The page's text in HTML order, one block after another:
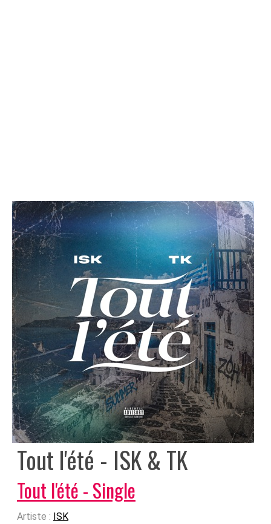
Tout l'été - ISK & TK
Tout l'été - Single
Artiste : ISK